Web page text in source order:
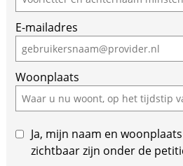
E-mailadres
Woonplaats
Ja, mijn naam en
zichtbaar zijn onder de